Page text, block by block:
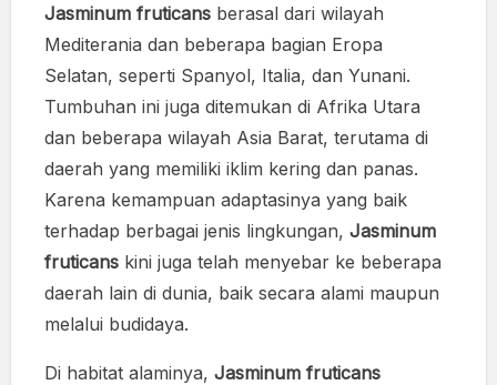
Jasminum fruticans berasal dari wilayah
Mediterania dan beberapa bagian Eropa
Selatan, seperti Spanyol, Italia, dan Yunani.
Tumbuhan ini juga ditemukan di Afrika Utara
dan beberapa wilayah Asia Barat, terutama di
daerah yang memiliki iklim kering dan panas.
Karena kemampuan adaptasinya yang baik
terhadap berbagai jenis lingkungan, Jasminum
fruticans kini juga telah menyebar ke beberapa
daerah lain di dunia, baik secara alami maupun
melalui budidaya.
Di habitat alaminya, Jasminum fruticans